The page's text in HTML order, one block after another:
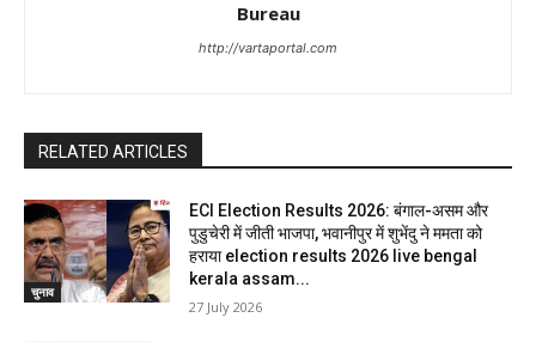
Bureau
http://vartaportal.com
RELATED ARTICLES
चुनाव
ECI Election Results 2026: बंगाल-असम और
पुडुचेरी में जीती भाजपा, भवानीपुर में शुभेंदु ने ममता को
हराया election results 2026 live bengal
kerala assam...
27 July 2026